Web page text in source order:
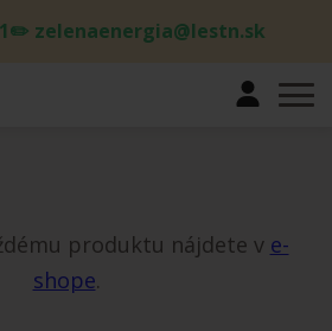
zelenaenergia@lestn.sk
produktu nájdete v e-
shope.